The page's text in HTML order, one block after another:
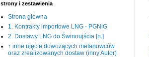
strony i zestawienia
Strona główna
1. Kontrakty importowe LNG - PGNiG
2. Dostawy LNG do Świnoujścia [n.]
↑ inne ujęcie dowożących metanowców
oraz zrealizowanych dostaw (inny Autor)